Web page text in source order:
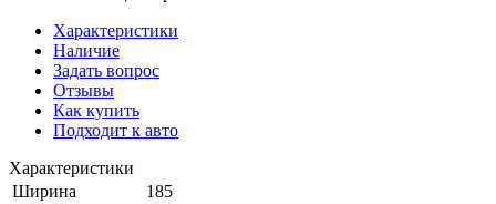
Характеристики
Наличие
Задать вопрос
Отзывы
Как купить
Подходит к авто
Характеристики
Ширина
185